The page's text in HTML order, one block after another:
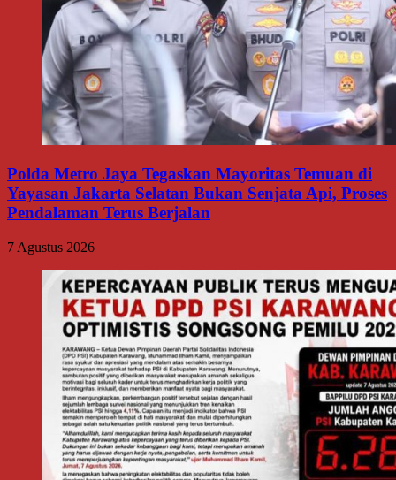
Polda Metro Jaya Tegaskan Mayoritas Temuan di
Yayasan Jakarta Selatan Bukan Senjata Api, Proses
Pendalaman Terus Berjalan
7 Agustus 2026